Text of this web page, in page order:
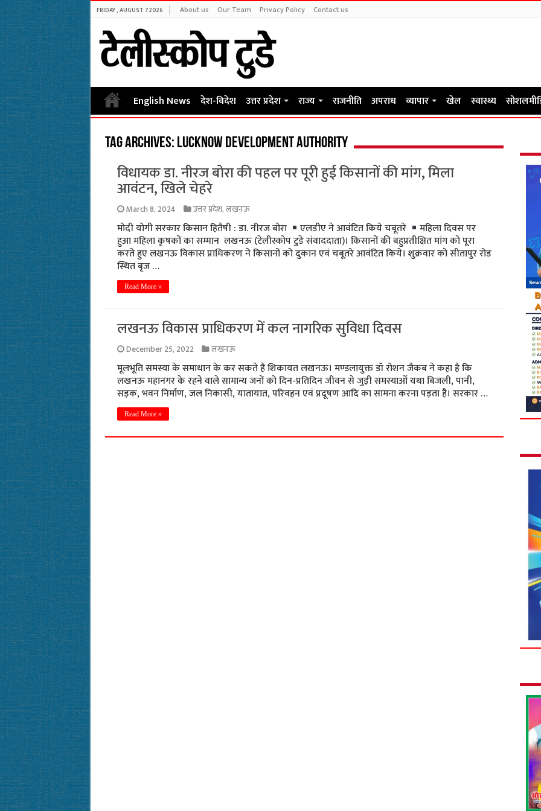
FRIDAY , AUGUST 7 2026 About us Our Team Privacy Policy Contact us
English News देश-विदेश उत्तर प्रदेश राज्य राजनीति अपराध व्यापार खेल स्वास्थ्य
Tag Archives: Lucknow development authority
विधायक डा. नीरज बोरा की पहल पर पूरी हुई किसानों की मांग, मिला
आवंटन, खिले चेहरे
March 8, 2024 उत्तर प्रदेश,लखनऊ
मोदी योगी सरकार किसान हितैषी : डा. नीरज बोरा एलडीए ने आवंटित किये चबूतरे महिला दिवस पर
हुआ महिला कृषकों का सम्मान लखनऊ (टेलीस्कोप टुडे संवाददाता)। किसानों की बहुप्रतीक्षित मांग को पूरा
करते हुए लखनऊ विकास प्राधिकरण ने किसानों को दुकान एवं चबूतरे आवंटित किये। शुक्रवार को सीतापुर रोड
स्थित बृज …
Read More »
लखनऊ विकास प्राधिकरण में कल नागरिक सुविधा दिवस
December 25, 2022 लखनऊ
मूलभूति समस्या के समाधान के कर सकते हैं शिकायत लखनऊ। मण्डलायुक्त डॉ रोशन जैकब ने कहा है कि
लखनऊ महानगर के रहने वाले सामान्य जनों को दिन-प्रतिदिन जीवन से जुड़ी समस्याओं यथा बिजली, पानी,
सड़क, भवन निर्माण, जल निकासी, यातायात, परिवहन एवं प्रदूषण आदि का सामना करना पड़ता है। सरकार …
Read More »